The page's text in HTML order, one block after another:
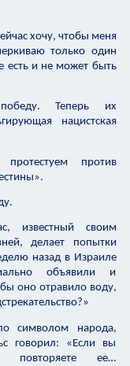
хочу, чтобы меня
только один
и не может быть
Теперь их
нацистская
против
известный своим
делает попытки
назад в Израиле
объявили и
оно отравило воду,
символом народа,
говорил: «Если вы
ее…